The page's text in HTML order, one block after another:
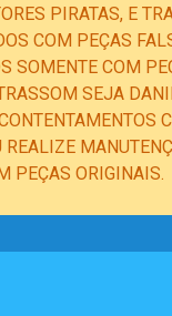
PIRATAS, E
COM PEÇAS
SOMENTE COM
SEJA
REALIZE
PEÇAS ORIGINAIS.